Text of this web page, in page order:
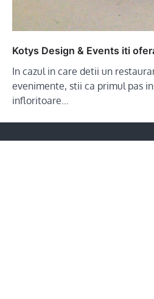
Kotys Design & Events iti
In cazul in care detii un
evenimente, stii ca primul pas
infloritoare…